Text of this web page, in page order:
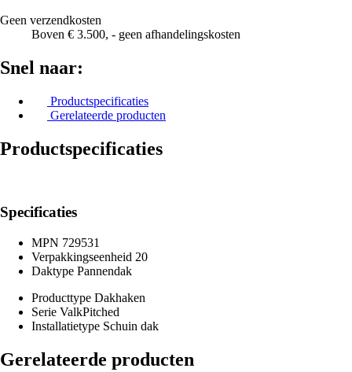
Geen verzendkosten
Boven € 3.500, - geen afhandelingskosten
Snel naar:
Productspecificaties
Gerelateerde producten
Productspecificaties
Specificaties
MPN 729531
Verpakkingseenheid 20
Daktype Pannendak
Producttype Dakhaken
Serie ValkPitched
Installatietype Schuin dak
Gerelateerde producten